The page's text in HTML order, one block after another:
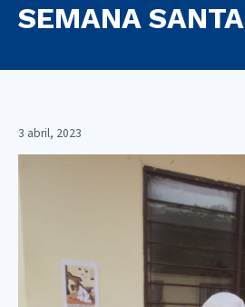
SEMANA SANTA
3 abril, 2023